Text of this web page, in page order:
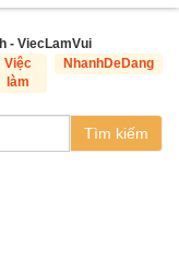
- ViecLamVui
Việc
làm
NhanhDeDang
Tìm kiếm